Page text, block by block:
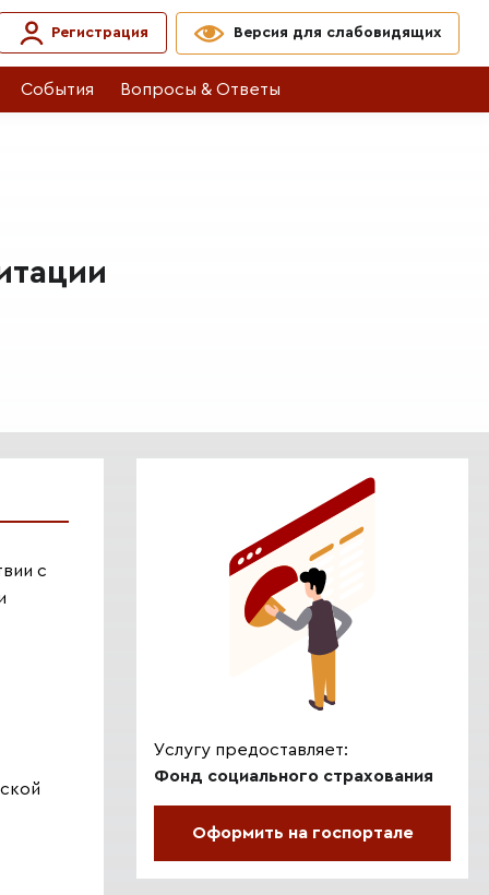
Регистрация Версия для слабовидящих
События Вопросы & Ответы
с
Услугу предоставляет:
Фонд социального страхования
Оформить на госпортале